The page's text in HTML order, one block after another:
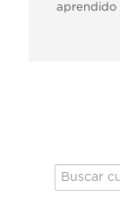
aprendido
Buscar